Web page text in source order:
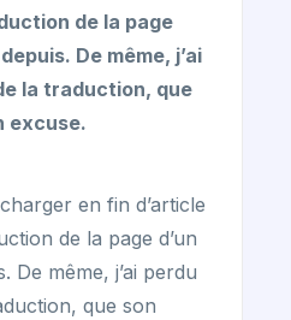
de la page
De même, j’ai
la traduction, que
excuse.
en fin d’article
de la page d’un
De même, j’ai perdu
que son